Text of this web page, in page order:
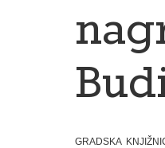
GRADSKA